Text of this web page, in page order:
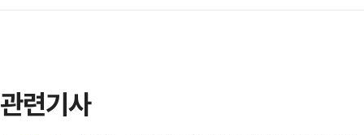
관련기사